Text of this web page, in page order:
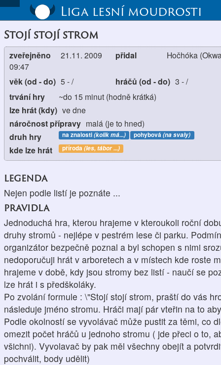
Liga lesní moudrosti
Stojí stojí strom
zveřejněno
21.11. 2009
09:47
přidal Hočhóka
věk (od - do) 5 -/ hráčů (od - do) 3 -/
trvání hry ~do 15 minut (hodně krátká)
lze hrát (kdy) ve dne
náročnost přípravy malá (je to hned)
druh hry na znalosti(kolik má...) pohybová(na svaly)
kde lze hrát příroda(les, tábor ...)
legenda
Nejen podle listí je poznáte ...
pravidla
Jednoduchá hra, kterou hrajeme v kteroukoli roční
druhy stromů - nejlépe v pestrém lese či parku.
organizátor bezpečně poznal a byl schopen s nimi
nedoporučuji hrát v arboretech a v místech kde roste
hrajeme v době, kdy jsou stromy bez listí - naučí se
lze hrát i s předškoláky.
Po zvolání formule : \"Stojí stojí strom, praští do vás
následuje jméno stromu. Hráči mají pár vteřin na to
Podle okolností se vyvolávač může pustit za těmi, co
omezit počet hráčů u jednoho stromu ( jde přeci o to,
všichni). Vyvolavač by pak měl všechny obejít a
pochválit, body udělit)